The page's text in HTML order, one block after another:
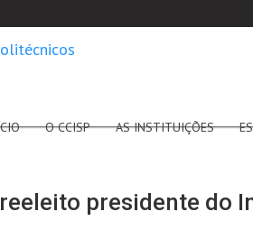
O CCISP AS INSTITUIÇÕES
presidente do